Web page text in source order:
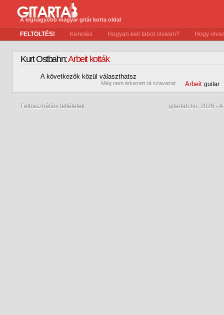
A legnagyobb magyar gitár kotta oldal
FELTÖLTÉS! Keresés Hogyan kell tabot olvasni? Hogy
Kurt Ostbahn:Arbeit kották
A következők közül választhatsz
Még nem érkezett rá szavazat Arbeit guitar
Felhasználási feltételek gitartab.hu, 2026 -